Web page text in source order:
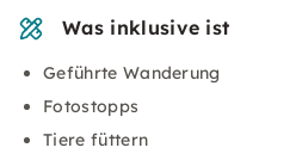
Was inklusive ist
Geführte Wanderung
Fotostopps
Tiere füttern